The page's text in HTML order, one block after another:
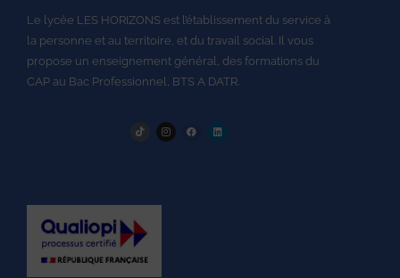
Le lycée LES HORIZONS est l’établissement du service à
la personne et au territoire, et du travail social. Il vous
propose un enseignement général, des formations du
CAP au Bac Professionnel, BTS A DATR.